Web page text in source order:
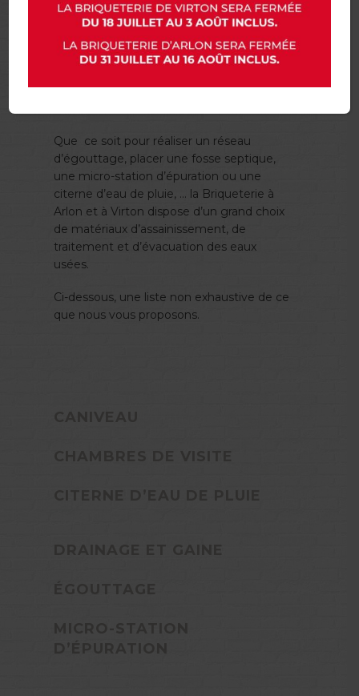
MATÉRIAUX POUR
L’ÉVACUATION DES
Que ce soit pour réaliser un réseau
d’égouttage, placer une fosse septique,
une micro-station d’épuration ou une
citerne d’eau de pluie, … la Briqueterie à
Arlon et à Virton dispose d’un grand choix
de matériaux d’assainissement, de
traitement et d’évacuation des eaux
usées.
Ci-dessous, une liste non exhaustive de ce
que nous vous proposons.